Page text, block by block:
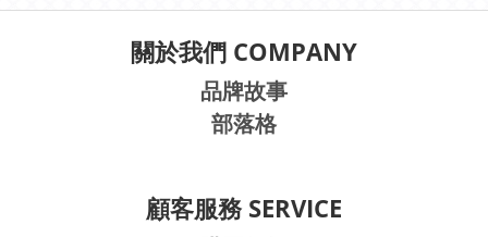
關於我們 COMPANY
品牌故事
部落格
顧客服務 SERVICE